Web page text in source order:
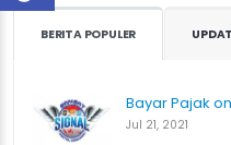
BERITA POPULER
Bayar Pajak
Jul 21, 2021